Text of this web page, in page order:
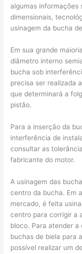
algumas
dimensionais,
usinagem da bucha
Em sua grande
diâmetro interno
bucha sob
precisa ser realizada
que determinará a
pistão.
Para a inserção da
interferência de
consultar as
fabricante do motor.
A usinagem das
centro da bucha. Em
mercado, é feita
centro para corrigir a
bloco. Para atender
buchas de biela para
possível realizar um